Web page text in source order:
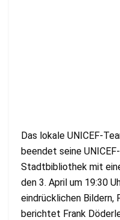
Das lokale UNICEF-
beendet seine
Stadtbibliothek mit
den 3. April um 19:30
eindrücklichen Bildern,
berichtet Frank